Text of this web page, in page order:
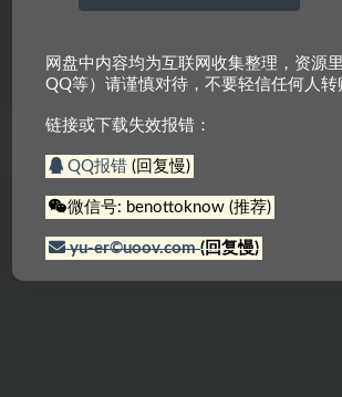
网盘中内容均为互联网收集整理，资源
QQ等）请谨慎对待，不要轻信任何人转
链接或下载失效报错：
QQ报错 (回复慢)
微信号: benottoknow (推荐)
yu-er©uoov.com(回复慢)